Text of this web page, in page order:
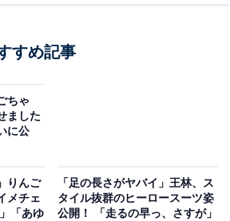
すめ記事
ちゃ
ました
に公
りんご
メチェ
「あゆ
「足の長さがヤバイ」王林、ス
タイル抜群のヒーロースーツ姿
公開！ 「走るの早っ、さすが」